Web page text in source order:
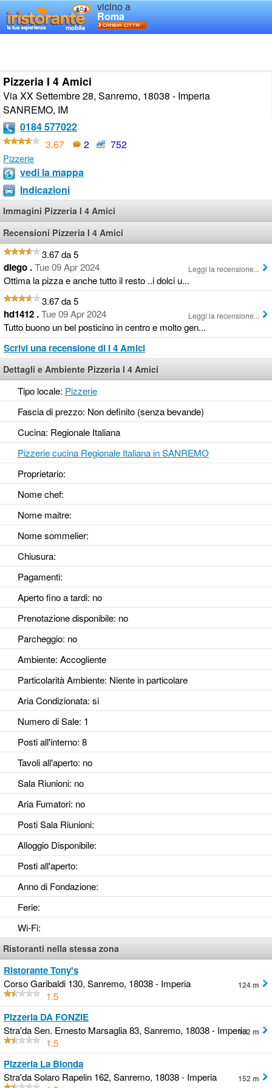
vicino a
Roma
Pizzeria I 4 Amici
Via XX Settembre 28, Sanremo, 18038 - Imperia
SANREMO, IM
0184 577022
3.67
2 752
Pizzerie
vedi la mappa
Indicazioni
Immagini Pizzeria I 4 Amici
Recensioni Pizzeria I 4 Amici
3.67 da 5
diego .Tue 09 Apr 2024
Ottima la pizza e anche tutto il resto ..i dolci u...
Leggi la recensione...
3.67 da 5
hd1412 .Tue 09 Apr 2024
Tutto buono un bel posticino in centro e molto gen...
Leggi la recensione...
Scrivi una recensione di I 4 Amici
Dettagli e Ambiente Pizzeria I 4 Amici
Tipo locale: Pizzerie
Fascia di prezzo: Non definito (senza bevande)
Cucina: Regionale Italiana
Pizzerie cucina Regionale Italiana in SANREMO
Proprietario:
Nome chef:
Nome maitre:
Nome sommelier:
Chiusura:
Pagamenti:
Aperto fino a tardi: no
Prenotazione disponibile: no
Parcheggio: no
Ambiente: Accogliente
Particolarità Ambiente: Niente in particolare
Aria Condizionata: si
Numero di Sale: 1
Posti all'interno: 8
Tavoli all'aperto: no
Sala Riunioni: no
Aria Fumatori: no
Posti Sala Riunioni:
Alloggio Disponibile:
Posti all'aperto:
Anno di Fondazione:
Ferie:
Wi-Fi:
Ristoranti nella stessa zona
Ristorante Tony's
Corso Garibaldi 130, Sanremo, 18038 - Imperia
1.5
124 m
Pizzeria DA FONZIE
Stra'da Sen. Ernesto Marsaglia 83, Sanremo, 18038 - Imperia
1.5
152 m
Pizzeria La Bionda
Stra'da Solaro Rapelin 162, Sanremo, 18038 - Imperia
152 m